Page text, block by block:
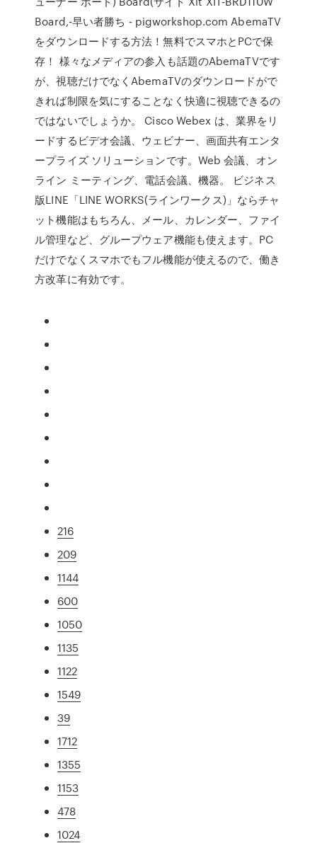
Board,-早い者勝ち - pigworkshop.com AbemaTV
をダウンロードする方法！無料でスマホとPCで保
存！ 様々なメディアの参入も話題のAbemaTVです
が、視聴だけでなくAbemaTVのダウンロードがで
きれば制限を気にすることなく快適に視聴できるの
ではないでしょうか。 Cisco Webex は、業界をリ
ードするビデオ会議、ウェビナー、画面共有エンタ
ープライズ ソリューションです。Web 会議、オン
ライン ミーティング、電話会議、機器。 ビジネス
版LINE「LINE WORKS(ラインワークス)」ならチャ
ット機能はもちろん、メール、カレンダー、ファイ
ル管理など、グループウェア機能も使えます。PC
だけでなくスマホでもフル機能が使えるので、働き
方改革に有効です。
216
209
1144
600
1050
1135
1122
1549
39
1712
1355
1153
478
1024